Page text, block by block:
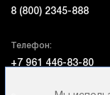
8 (800) 2345-888
Телефон:
+7 961 446-83-80